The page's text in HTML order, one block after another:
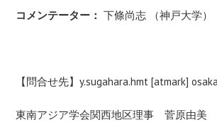
コメンテーター： 下條尚志 （神戸大学）
【問合せ先】y.sugahara.hmt [atmark]
東南アジア学会関西地区理事 菅原由美